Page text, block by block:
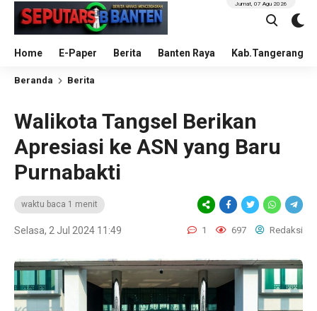
Home E-Paper Berita Banten Raya Kab.Tangerang
Jumat, 07 Agu 2026
Beranda Berita
Walikota Tangsel Berikan
Apresiasi ke ASN yang Baru
Purnabakti
waktu baca 1 menit
Selasa, 2 Jul 2024 11:49 1 697 Redaksi